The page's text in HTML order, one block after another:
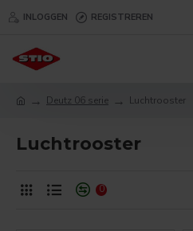
INLOGGEN REGISTREREN
Deutz 06 serie Luchtrooster
Luchtrooster
0